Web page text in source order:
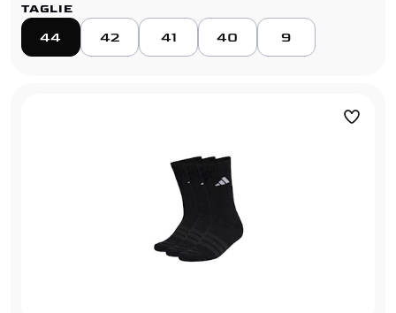
TAGLIE
44 42 41 40 9